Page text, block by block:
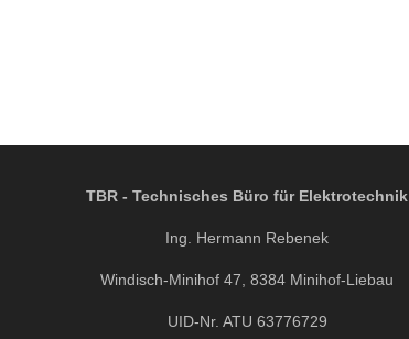
TBR - Technisches Büro für Elektrotechnik
Ing. Hermann Rebenek
Windisch-Minihof 47, 8384 Minihof-Liebau
UID-Nr. ATU 63776729